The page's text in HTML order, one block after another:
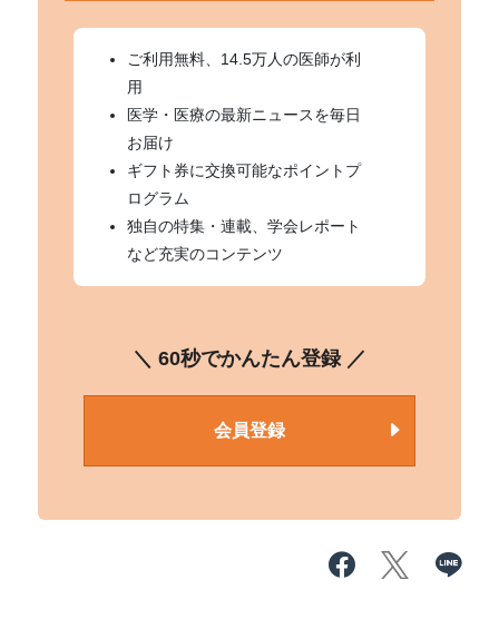
ご利用無料、14.5万人の医師が利
用
医学・医療の最新ニュースを毎日
お届け
ギフト券に交換可能なポイントプ
ログラム
独自の特集・連載、学会レポート
など充実のコンテンツ
＼ 60秒でかんたん登録 ／
会員登録